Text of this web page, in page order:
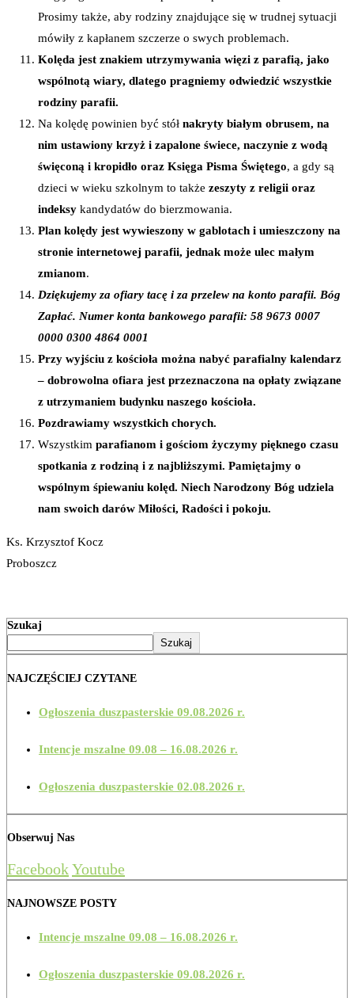
Prosimy także, aby rodziny znajdujące się w trudnej sytuacji
mówiły z kapłanem szczerze o swych problemach.
Kolęda jest znakiem utrzymywania więzi z parafią, jako
wspólnotą wiary, dlatego pragniemy odwiedzić wszystkie
rodziny parafii.
Na kolędę powinien być stół nakryty białym obrusem, na
nim ustawiony krzyż i zapalone świece, naczynie z wodą
święconą i kropidło oraz Księga Pisma Świętego, a gdy są
dzieci w wieku szkolnym to także zeszyty z religii oraz
indeksy kandydatów do bierzmowania.
Plan kolędy jest wywieszony w gablotach i umieszczony na
stronie internetowej parafii, jednak może ulec małym
zmianom.
Dziękujemy za ofiary tacę i za przelew na konto parafii. Bóg
Zapłać. Numer konta bankowego parafii: 58 9673 0007
0000 0300 4864 0001
Przy wyjściu z kościoła można nabyć parafialny kalendarz
– dobrowolna ofiara jest przeznaczona na opłaty związane
z utrzymaniem budynku naszego kościoła.
Pozdrawiamy wszystkich chorych.
Wszystkim parafianom i gościom życzymy pięknego czasu
spotkania z rodziną i z najbliższymi. Pamiętajmy o
wspólnym śpiewaniu kolęd. Niech Narodzony Bóg udziela
nam swoich darów Miłości, Radości i pokoju.
Ks. Krzysztof Kocz
Proboszcz
Szukaj
Szukaj
NAJCZĘŚCIEJ CZYTANE
Ogłoszenia duszpasterskie 09.08.2026 r.
Intencje mszalne 09.08 – 16.08.2026 r.
Ogłoszenia duszpasterskie 02.08.2026 r.
Obserwuj Nas
FacebookYoutube
NAJNOWSZE POSTY
Intencje mszalne 09.08 – 16.08.2026 r.
Ogłoszenia duszpasterskie 09.08.2026 r.